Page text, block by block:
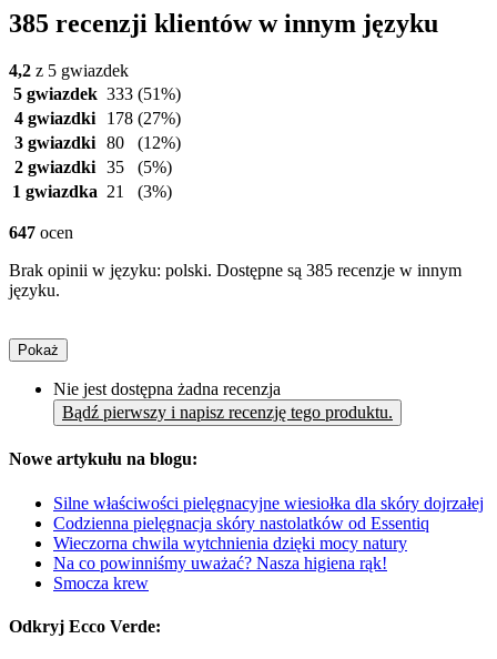
385 recenzji klientów w innym języku
4,2 z 5 gwiazdek
5 gwiazdek 333 (51%)
4 gwiazdki
178 (27%)
3 gwiazdki 80
(12%)
2 gwiazdki 35
(5%)
1 gwiazdka 21 (3%)
647 ocen
Brak opinii w języku: polski. Dostępne są 385 recenzje w innym
języku.
Pokaż
Nie jest dostępna żadna recenzja
Bądź pierwszy i napisz recenzję tego produktu.
Nowe artykułu na blogu:
Silne właściwości pielęgnacyjne wiesiołka dla skóry dojrzałej
Codzienna pielęgnacja skóry nastolatków od Essentiq
Wieczorna chwila wytchnienia dzięki mocy natury
Na co powinniśmy uważać? Nasza higiena rąk!
Smocza krew
Odkryj Ecco Verde: